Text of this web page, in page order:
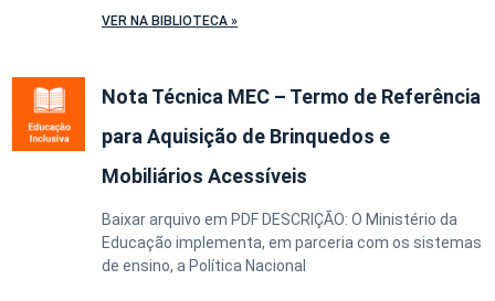
VER NA BIBLIOTECA »
Nota Técnica MEC – Termo de Referência
para Aquisição de Brinquedos e
Mobiliários Acessíveis
Baixar arquivo em PDF DESCRIÇÃO: O Ministério da
Educação implementa, em parceria com os sistemas
de ensino, a Política Nacional